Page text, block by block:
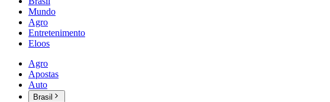
Mundo
Agro
Entretenimento
Eloos
Agro
Apostas
Auto
Brasil